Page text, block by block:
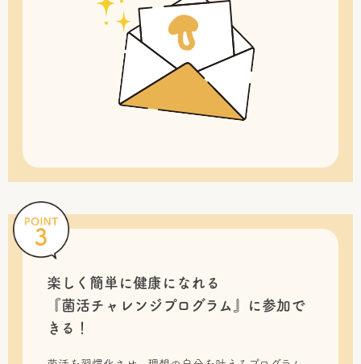
楽しく簡単に健康になれる
『菌活チャレンジプログラム』に 参加で
きる！